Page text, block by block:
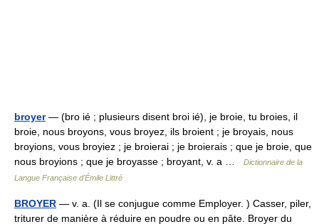
broyer— (bro ié ; plusieurs disent broi ié), je broie, tu broies, il
broie, nous broyons, vous broyez, ils broient ; je broyais, nous
broyions, vous broyiez ; je broierai ; je broierais ; que je broie, que
nous broyions ; que je broyasse ; broyant, v. a …
Dictionnaire de la
Langue Française d'Émile Littré
BROYER — v. a. (Il se conjugue comme Employer. ) Casser, piler,
triturer de manière à réduire en poudre ou en pâte. Broyer du